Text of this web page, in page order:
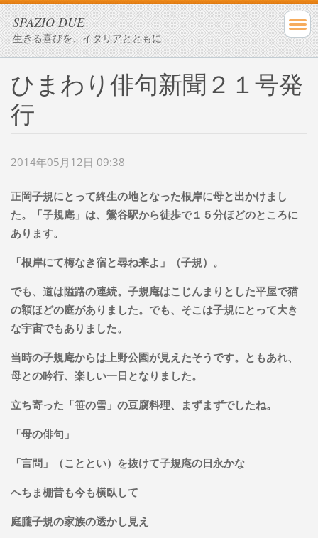
SPAZIO DUE
生きる喜びを、イタリアとともに
ひまわり俳句新聞２１号発
行
2014年05月12日 09:38
正岡子規にとって終生の地となった根岸に母と出かけまし
た。「子規庵」は、鶯谷駅から徒歩で１５分ほどのところに
あります。
「根岸にて梅なき宿と尋ね来よ」（子規）。
でも、道は隘路の連続。子規庵はこじんまりとした平屋で猫
の額ほどの庭がありました。でも、そこは子規にとって大き
な宇宙でもありました。
当時の子規庵からは上野公園が見えたそうです。ともあれ、
母との吟行、楽しい一日となりました。
立ち寄った「笹の雪」の豆腐料理、まずまずでしたね。
「母の俳句」
「言問」（こととい）を抜けて子規庵の日永かな
へちま棚昔も今も横臥して
庭朧子規の家族の透かし見え